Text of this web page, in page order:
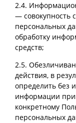
2.4.
— совокупность
персональных
обработку
средств;
2.5.
действия, в
определить без
информации
конкретному
персональных